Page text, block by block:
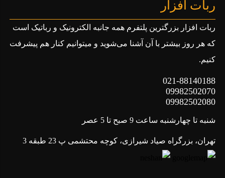
کنترل دقیق بر حرکت اجزا دارند
کنترل سرعت فن ها و دمنده ها در سیستم های HVAC
کنترل سرعت و جهت موتورها در صفحه های گردان و
عرشه کاست تجهیزات صوتی
پمپ های آبیاری و دانخوری های دام
ربات افزار
ربات افزار بزرگترین پلتفرم همه جانبه الکترونیک و رباتیک است
که هر روز بیشتر با آن آشنا می‌شوید و میتوانیم کنار هم پیشرفت
کنیم.
021-88140188
09982502070
09982502080
شنبه تا چهارشنبه ساعت 9 صبح تا 5 عصر
تهران، بزرگراه صیاد شیرازی، کوچه محتشمی پ 23 طبقه 3